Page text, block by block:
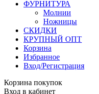
ФУРНИТУРА
Молнии
Ножницы
СКИДКИ
КРУПНЫЙ ОПТ
Корзина
Избранное
Вход/Регистрация
Корзина покупок
Вход в кабинет